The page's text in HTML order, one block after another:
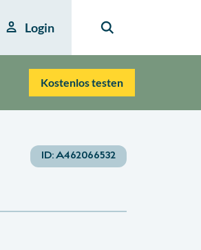
Login
Kostenlos testen
ID:A462066532